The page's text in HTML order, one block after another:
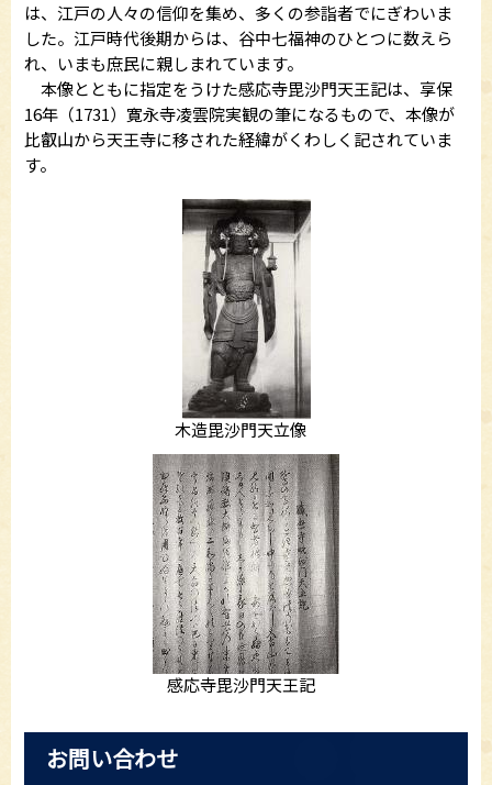
は、江戸の人々の信仰を集め、多くの参詣者でにぎわいま
した。江戸時代後期からは、谷中七福神のひとつに数えら
れ、いまも庶民に親しまれています。
本像とともに指定をうけた感応寺毘沙門天王記は、享保
16年（1731）寛永寺凌雲院実観の筆になるもので、本像が
比叡山から天王寺に移された経緯がくわしく記されていま
す。
木造毘沙門天立像
感応寺毘沙門天王記
お問い合わせ